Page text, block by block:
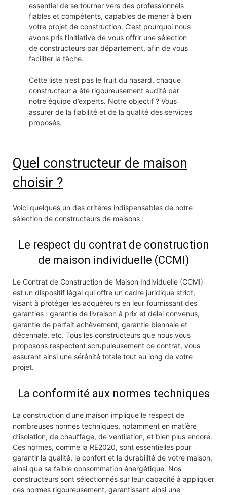
essentiel de se tourner vers des professionnels
fiables et compétents, capables de mener à bien
votre projet de construction. C’est pourquoi nous
avons pris l’initiative de vous offrir une sélection
de constructeurs par département, afin de vous
faciliter la tâche.
Cette liste n’est pas le fruit du hasard, chaque
constructeur a été rigoureusement audité par
notre équipe d’experts. Notre objectif ? Vous
assurer de la fiabilité et de la qualité des services
proposés.
Quel constructeur de maison
choisir ?
Voici quelques un des critères indispensables de notre
sélection de constructeurs de maisons :
Le respect du contrat de construction
de maison individuelle (CCMI)
Le Contrat de Construction de Maison Individuelle (CCMI)
est un dispositif légal qui offre un cadre juridique strict,
visant à protéger les acquéreurs en leur fournissant des
garanties : garantie de livraison à prix et délai convenus,
garantie de parfait achèvement, garantie biennale et
décennale, etc. Tous les constructeurs que nous vous
proposons respectent scrupuleusement ce contrat, vous
assurant ainsi une sérénité totale tout au long de votre
projet.
La conformité aux normes techniques
La construction d’une maison implique le respect de
nombreuses normes techniques, notamment en matière
d’isolation, de chauffage, de ventilation, et bien plus encore.
Ces normes, comme la RE2020, sont essentielles pour
garantir la qualité, le confort et la durabilité de votre maison,
ainsi que sa faible consommation énergétique. Nos
constructeurs sont sélectionnés sur leur capacité à appliquer
ces normes rigoureusement, garantissant ainsi une